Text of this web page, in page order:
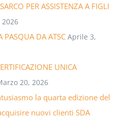
PER ASSISTENZA A FIGLI
DA ATSC Aprile 3,
UNICA
20, 2026
la quarta edizione del
nuovi clienti SDA